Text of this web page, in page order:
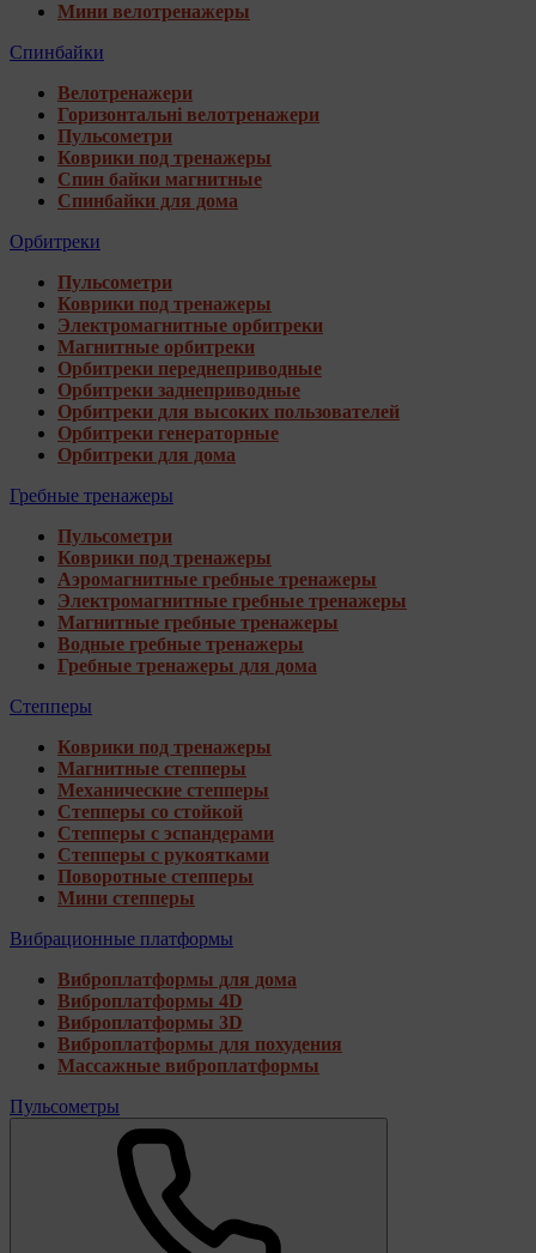
Мини велотренажеры
Спинбайки
Велотренажери
Горизонтальні велотренажери
Пульсометри
Коврики под тренажеры
Спин байки магнитные
Спинбайки для дома
Орбитреки
Пульсометри
Коврики под тренажеры
Электромагнитные орбитреки
Магнитные орбитреки
Орбитреки переднеприводные
Орбитреки заднеприводные
Орбитреки для высоких пользователей
Орбитреки генераторные
Орбитреки для дома
Гребные тренажеры
Пульсометри
Коврики под тренажеры
Аэромагнитные гребные тренажеры
Электромагнитные гребные тренажеры
Магнитные гребные тренажеры
Водные гребные тренажеры
Гребные тренажеры для дома
Степперы
Коврики под тренажеры
Магнитные степперы
Механические степперы
Степперы со стойкой
Степперы с эспандерами
Степперы с рукоятками
Поворотные степперы
Мини степперы
Вибрационные платформы
Виброплатформы для дома
Виброплатформы 4D
Виброплатформы 3D
Виброплатформы для похудения
Массажные виброплатформы
Пульсометры